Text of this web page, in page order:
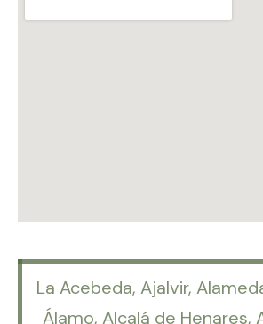
La Acebeda, Ajalvir,
Álamo, Alcalá de Henares,